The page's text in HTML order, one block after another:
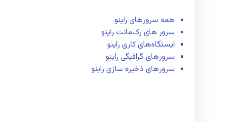
همه سرور‌های راینو
سرور ‌های رک‌مانت راینو
ایستگاه‌های کاری راینو
سرور‌های گرافیگی راینو
سرور‌های ذخیره سازی راینو